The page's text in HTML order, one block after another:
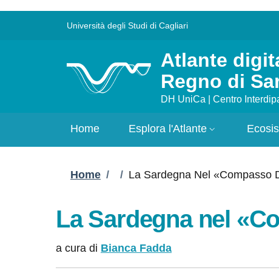
Università degli Studi di CagliariSlim top
Atlante
Regno di
DH UniCa | Centro
Home Esplora l'Atlante
Breadcrumb
Home / / La Sardegna Nel «Compasso
La Sardegna nel
a cura di Bianca Fadda